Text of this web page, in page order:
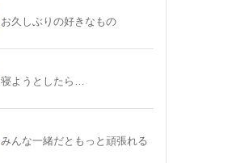
お久しぶりの好きなもの
寝ようとしたら…
みんな一緒だともっと頑張れる